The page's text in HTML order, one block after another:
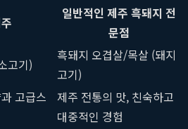
일반적인 제주 흑돼지 전
문점
고기)
흑돼지 오겹살/목살 (돼지
고기)
고급스
제주 전통의 맛, 친숙하고
대중적인 경험